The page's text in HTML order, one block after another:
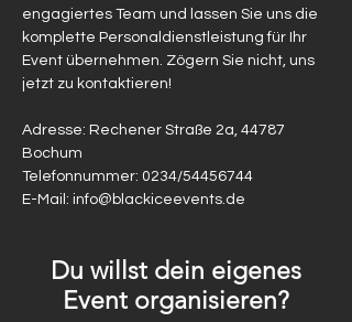
engagiertes Team und lassen Sie uns die
komplette Personaldienstleistung für Ihr
Event übernehmen. Zögern Sie nicht, uns
jetzt zu kontaktieren!
Adresse: Rechener Straße 2a, 44787
Bochum
Telefonnummer: 0234/54456744
E-Mail: info@blackiceevents.de
Du willst dein eigenes
Event organisieren?